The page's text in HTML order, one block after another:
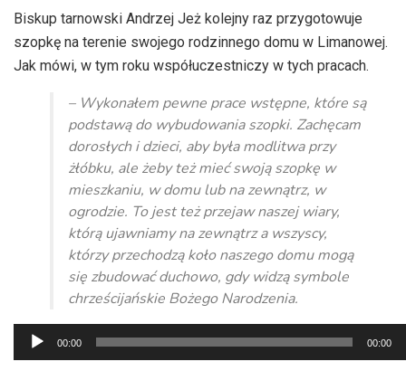
dźwiękowych
Biskup tarnowski Andrzej Jeż kolejny raz przygotowuje
szopkę na terenie swojego rodzinnego domu w Limanowej.
Jak mówi, w tym roku współuczestniczy w tych pracach.
– Wykonałem pewne prace wstępne, które są
podstawą do wybudowania szopki. Zachęcam
dorosłych i dzieci, aby była modlitwa przy
żłóbku, ale żeby też mieć swoją szopkę w
mieszkaniu, w domu lub na zewnątrz, w
ogrodzie. To jest też przejaw naszej wiary,
którą ujawniamy na zewnątrz a wszyscy,
którzy przechodzą koło naszego domu mogą
się zbudować duchowo, gdy widzą symbole
chrześcijańskie Bożego Narodzenia.
Odtwarzacz
plików
00:00 00:00